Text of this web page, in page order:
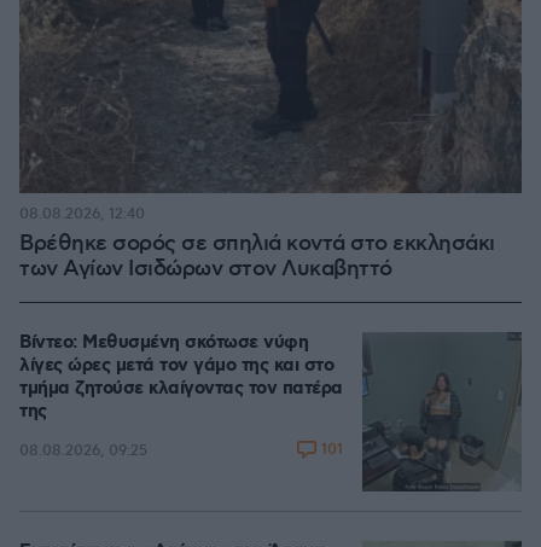
Βρέθηκε σορός σε σπηλιά κοντά στο εκκλησάκι
των Αγίων Ισιδώρων στον Λυκαβηττό
08.08.2026, 12:40
Βίντεο: Μεθυσμένη σκότωσε νύφη
λίγες ώρες μετά τον γάμο της και στο
τμήμα ζητούσε κλαίγοντας τον πατέρα
της
08.08.2026, 09:25 101